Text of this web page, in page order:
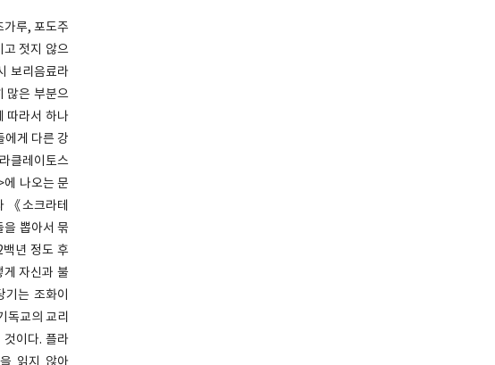
가루, 포도주
고 젓지 않으
보리음료라
많은 부분으
따라서 하나
에게 다른 강
클레이토스
에 나오는 문
《소크라테
을 뽑아서 묶
백년 정도 후
자신과 불
는 조화이
독교의 교리
이다. 플라